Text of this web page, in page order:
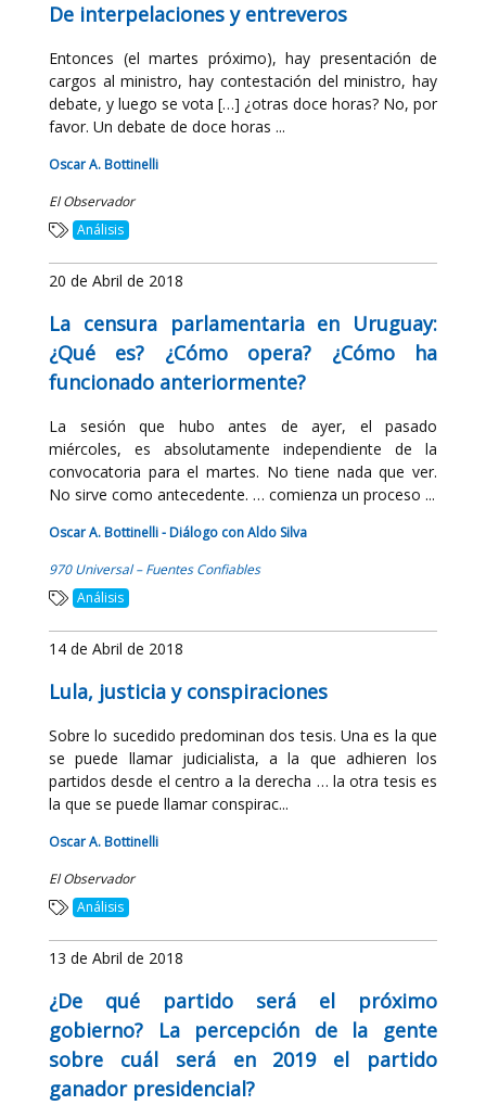
De interpelaciones y entreveros
Entonces (el martes próximo), hay presentación de
cargos al ministro, hay contestación del ministro, hay
debate, y luego se vota […] ¿otras doce horas? No, por
favor. Un debate de doce horas ...
Oscar A. Bottinelli
El Observador
Análisis
20 de Abril de 2018
La censura parlamentaria en Uruguay:
¿Qué es? ¿Cómo opera? ¿Cómo ha
funcionado anteriormente?
La sesión que hubo antes de ayer, el pasado
miércoles, es absolutamente independiente de la
convocatoria para el martes. No tiene nada que ver.
No sirve como antecedente. … comienza un proceso ...
Oscar A. Bottinelli - Diálogo con Aldo Silva
970 Universal – Fuentes Confiables
Análisis
14 de Abril de 2018
Lula, justicia y conspiraciones
Sobre lo sucedido predominan dos tesis. Una es la que
se puede llamar judicialista, a la que adhieren los
partidos desde el centro a la derecha … la otra tesis es
la que se puede llamar conspirac...
Oscar A. Bottinelli
El Observador
Análisis
13 de Abril de 2018
¿De qué partido será el próximo
gobierno? La percepción de la gente
sobre cuál será en 2019 el partido
ganador presidencial?